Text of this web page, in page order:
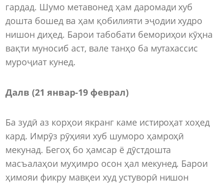
гардад. Шумо метавонед ҳам даромади хуб
дошта бошед ва ҳам қобилияти эҷодии худро
нишон диҳед. Барои табобати бемориҳои кӯҳна
вақти муносиб аст, вале танҳо ба мутахассис
муроҷиат кунед.
Далв (21 январ-19 феврал)
Ба зудӣ аз корҳои якранг каме истироҳат хоҳед
кард. Имрӯз рӯҳияи хуб шуморо ҳамроҳӣ
мекунад. Бегоҳ бо ҳамсар ё дӯстдошта
масъалаҳои муҳимро осон ҳал мекунед. Барои
ҳимояи фикру мавқеи худ устуворӣ нишон